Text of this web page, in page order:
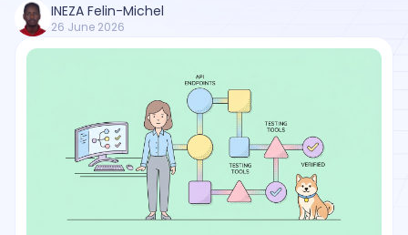
INEZA Felin-Michel
26 June 2026